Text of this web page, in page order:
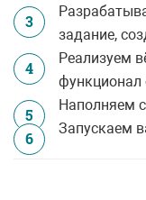
3
задание,
4
Реализуем
функционал
5
Наполняем
6
Запускаем